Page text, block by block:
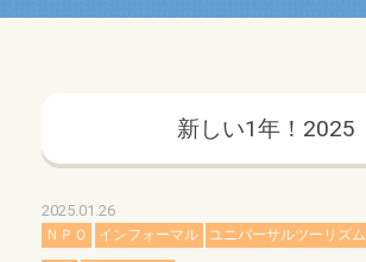
新しい1年！2025
2025.01.26
ＮＰＯ インフォーマル ユニバーサルツーリズム